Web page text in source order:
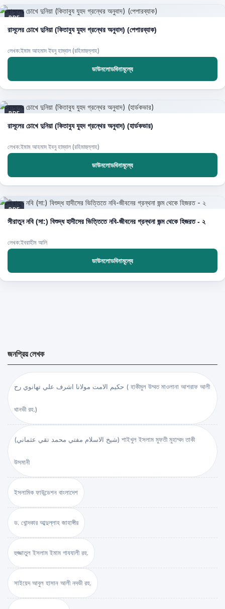
PDF
রাসূলের চোখে দুনিয়া (কিতাবুয যুহদ গ্রন্থের অনুবাদ) (পেপারব্যাক)
লেখক:ইমাম আহমাদ ইবনু হাম্বাল (রহিমাহুল্লাহ)
ডাউনলোডবিনামূল্যে
PDF
রাসূলের চোখে দুনিয়া (কিতাবুয যুহদ গ্রন্থের অনুবাদ) (হার্ডকভার)
লেখক:ইমাম আহমাদ ইবনু হাম্বাল (রহিমাহুল্লাহ)
ডাউনলোডবিনামূল্যে
PDF
সীরাতুন নবি (সা:) বিশুদ্ধ হাদীসের ভিত্তিতে নবি-জীবনের গ্রন্থনা জন্ম থেকে হিজরত - ২
লেখক:ইবরাহীম আলি
ডাউনলোডবিনামূল্যে
জনপ্রিয় লেখক
حكيم الامت مولانا اشرف علي تهانوي رح ( হাকীমুল উম্মত মাওলানা আশরাফ আলী
থানভী রহ.)
(شيخ الاسلام مفتي محمد تقي عثماني) শাইখুল ইসলাম মুফতী মুহাম্মদ তাকী
উসমানী
ইসলামিক ফাউন্ডেশন বাংলাদেশ
ড. খোন্দকার আব্দুল্লাহ জাহাঙ্গীর
হুজ্জাতুল ইসলাম ইমাম গাযযালী রহ.
সাইয়েদ আবুল হাসান আলী নদভী রহ.